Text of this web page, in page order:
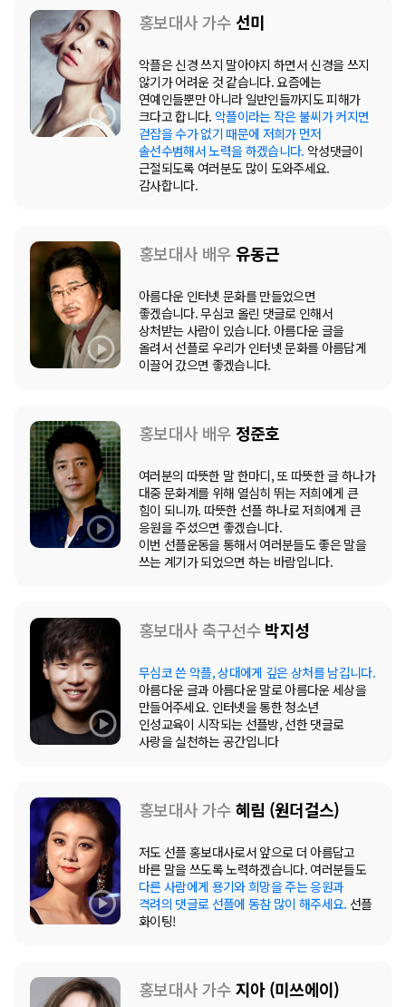
홍보대사 가수 선미
악플은 신경 쓰지 말아야지 하면서 신경을 쓰지
않기가 어려운 것 같습니다. 요즘에는
연예인들뿐만 아니라 일반인들까지도 피해가
크다고 합니다. 악플이라는 작은 불씨가 커지면
걷잡을 수가 없기 때문에 저희가 먼저
솔선수범해서 노력을 하겠습니다. 악성댓글이
근절되도록 여러분도 많이 도와주세요.
감사합니다.
홍보대사 배우유동근
아름다운 인터넷 문화를 만들었으면
좋겠습니다. 무심코 올린 댓글로 인해서
상처받는 사람이 있습니다. 아름다운 글을
올려서 선플로 우리가 인터넷 문화를 아름답게
이끌어 갔으면 좋겠습니다.
홍보대사 배우 정준호
여러분의 따뜻한 말 한마디, 또 따뜻한 글 하나가
대중 문화계를 위해 열심히 뛰는 저희에게 큰
힘이 되니까. 따뜻한 선플 하나로 저희에게 큰
응원을 주셨으면 좋겠습니다.
이번 선플운동을 통해서 여러분들도 좋은 말을
쓰는 계기가 되었으면 하는 바람입니다.
홍보대사 축구선수박지성
무심코 쓴 악플, 상대에게 깊은 상처를 남깁니다.
아름다운 글과 아름다운 말로 아름다운 세상을
만들어주세요. 인터넷을 통한 청소년
인성교육이 시작되는 선플방, 선한 댓글로
사랑을 실천하는 공간입니다
홍보대사 가수혜림 (원더걸스)
저도 선플 홍보대사로서 앞으로 더 아름답고
바른 말을 쓰도록 노력하겠습니다. 여러분들도
다른 사람에게 용기와 희망을 주는 응원과
격려의 댓글로 선플에 동참 많이 해주세요. 선플
화이팅!
홍보대사 가수지아 (미쓰에이)